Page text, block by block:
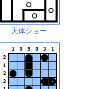
天体ショー